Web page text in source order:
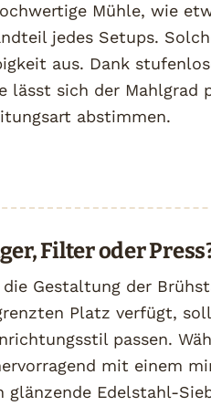
Mühle, wie
jedes Setups.
aus. Dank
lässt sich der Mahlgrad
abstimmen.
Filter oder
Gestaltung der
Platz verfügt,
passen.
mit einem
Edelstahl-